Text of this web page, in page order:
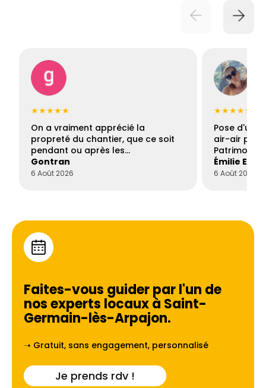
★★★★★
On a vraiment apprécié la
propreté du chantier, que ce soit
pendant ou après les…
Gontran
6 Août 2026
★★★★★
Pose d'une
air-air par
Patrimoine
Émilie
6 Août 2026
Faites-vous guider par l'un de
nos experts locaux à Saint-
Germain-lès-Arpajon.
➝ Gratuit, sans engagement, personnalisé
Je prends rdv !